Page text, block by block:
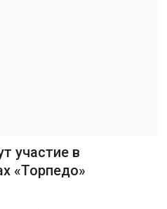
участие в
«Торпедо»